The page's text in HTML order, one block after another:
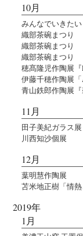
10月
みんなでいきたい
織部茶碗まつり
織部茶碗まつり
織部茶碗まつり
穂髙隆児作陶展『
伊藤千穂作陶展「
青山鉄郎作陶展『
11月
田子美紀ガラス展
川西知沙個展
12月
葉明慧作陶展
苫米地正樹「情熱
2019年
1月